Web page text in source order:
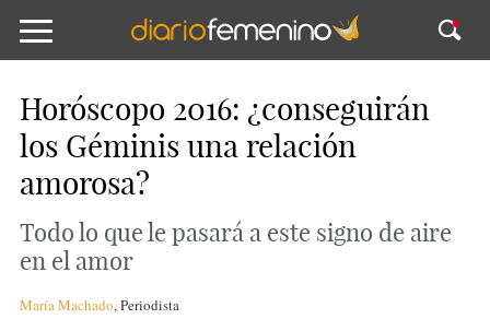
Horóscopo 2016: ¿conseguirán
los Géminis una relación
amorosa?
Todo lo que le pasará a este signo de aire
en el amor
María Machado,Periodista